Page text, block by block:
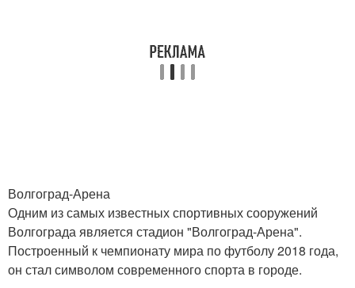
Волгоград-Арена
Одним из самых известных спортивных сооружений
Волгограда является стадион "Волгоград-Арена".
Построенный к чемпионату мира по футболу 2018 года,
он стал символом современного спорта в городе.